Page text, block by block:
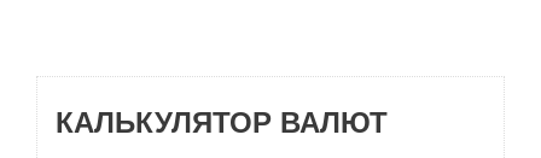
КАЛЬКУЛЯТОР ВАЛЮТ